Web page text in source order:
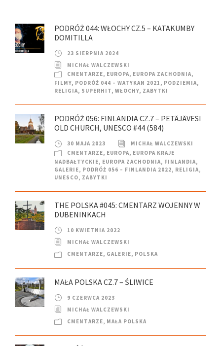
PODRÓŻ 044: WŁOCHY CZ.5 – KATAKUMBY
DOMITILLA
23 SIERPNIA 2024
MICHAŁ WALCZEWSKI
CMENTARZE, EUROPA, EUROPA ZACHODNIA,
FILMY, PODRÓŻ 044 – WATYKAN 2021 , PODZIEMIA,
RELIGIA, SUPERHIT, WŁOCHY, ZABYTKI
PODRÓŻ 056: FINLANDIA CZ.7 – PETÄJÄVESI
OLD CHURCH, UNESCO #44 (584)
30 MAJA 2023
MICHAŁ WALCZEWSKI
CMENTARZE, EUROPA, EUROPA KRAJE
NADBAŁTYCKIE, EUROPA ZACHODNIA, FINLANDIA,
GALERIE, PODRÓŻ 056 – FINLANDIA 2022, RELIGIA,
UNESCO, ZABYTKI
THE POLSKA #045: CMENTARZ WOJENNY W
DUBENINKACH
10 KWIETNIA 2022
MICHAŁ WALCZEWSKI
CMENTARZE, GALERIE, POLSKA
MAŁA POLSKA CZ.7 – ŚLIWICE
9 CZERWCA 2023
MICHAŁ WALCZEWSKI
CMENTARZE, MAŁA POLSKA